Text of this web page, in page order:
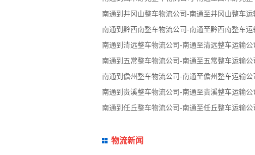
南通到井冈山整车物流公司-南通至井冈山整车运
南通到黔西南整车物流公司-南通至黔西南整车运
南通到清远整车物流公司-南通至清远整车运输公
南通到五常整车物流公司-南通至五常整车运输公
南通到儋州整车物流公司-南通至儋州整车运输公
南通到贵溪整车物流公司-南通至贵溪整车运输公
南通到任丘整车物流公司-南通至任丘整车运输公
物流新闻